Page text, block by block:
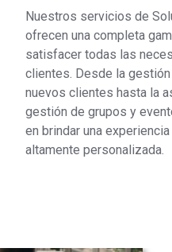
Nuestros servicios de
ofrecen una completa
satisfacer todas las
clientes. Desde la
nuevos clientes hasta la
gestión de grupos y
en brindar una
altamente personalizada.